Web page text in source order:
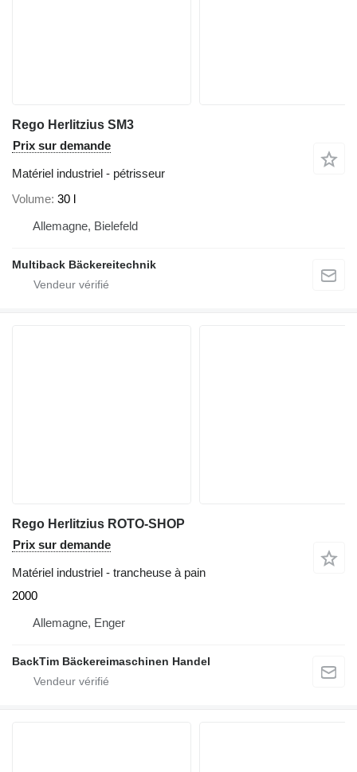
Rego Herlitzius SM3
Prix sur demande
Matériel industriel - pétrisseur
Volume 30 l
Allemagne, Bielefeld
Multiback Bäckereitechnik
Rego Herlitzius ROTO-SHOP
Prix sur demande
Matériel industriel - trancheuse à pain
2000
Allemagne, Enger
BackTim Bäckereimaschinen Handel